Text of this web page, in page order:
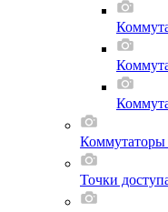
Коммутаторы
Точки